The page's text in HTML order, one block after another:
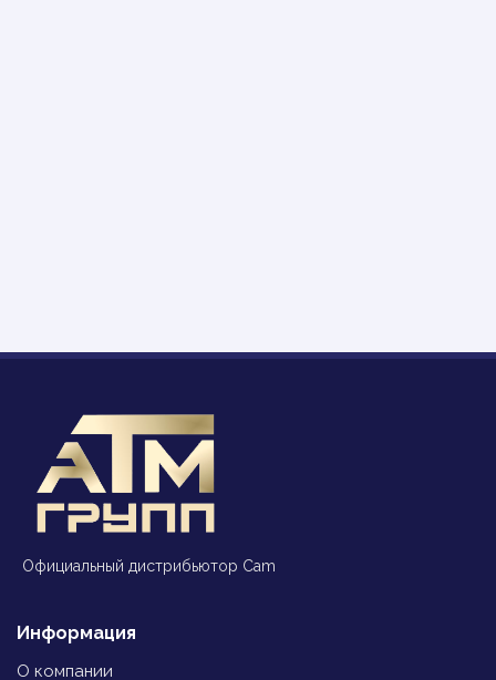
Официальный дистрибьютор Cam
Информация
О компании